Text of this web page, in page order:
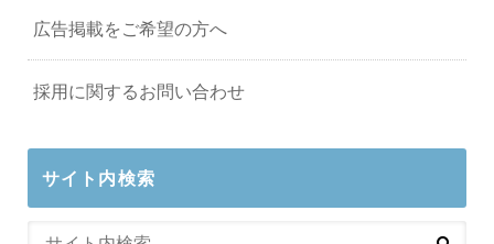
広告掲載をご希望の方へ
採用に関するお問い合わせ
サイト内検索